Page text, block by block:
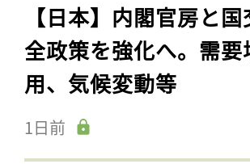
【日本】内閣官房と
全政策を強化へ。需
用、気候変動等
1日前